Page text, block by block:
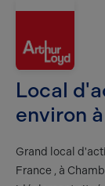
Local
environ
Grand local
France , à